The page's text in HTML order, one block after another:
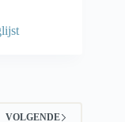
VOLGENDE